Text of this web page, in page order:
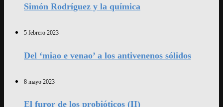
Simón Rodríguez y la química
5 febrero 2023
Del ‘miao e venao’ a los antivenenos sólidos
8 mayo 2023
El furor de los probióticos (II)